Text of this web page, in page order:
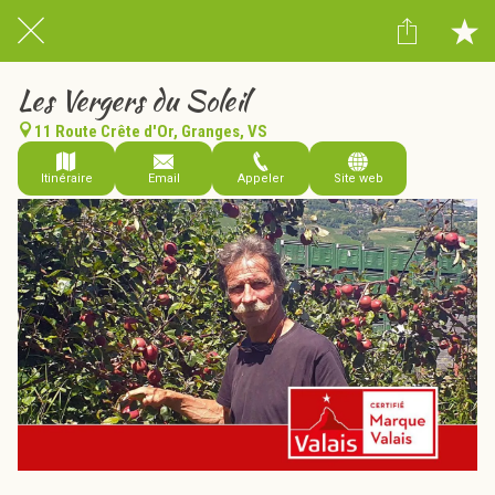
Les Vergers du Soleil
11 Route Crête d'Or, Granges, VS
Itinéraire Email Appeler Site web